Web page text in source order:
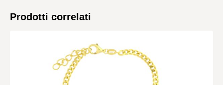
Prodotti correlati